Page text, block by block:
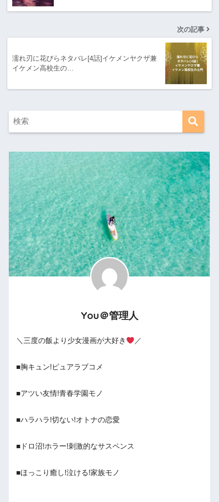
次の記事
濡れ刃に花びらネタバレ[4話]イケメンヤクザ兼
イケメン高校生の…
You＠管理人
＼三度の飯より少女漫画が大好き ／
■胸キュン!ピュアラブコメ
■アツい友情!青春学園モノ
■ハラハラ!切ない!オトナの恋愛
■ドロ沼!ホラー!刺激的なサスペンス
■ほっこり癒し!泣ける!家族モノ